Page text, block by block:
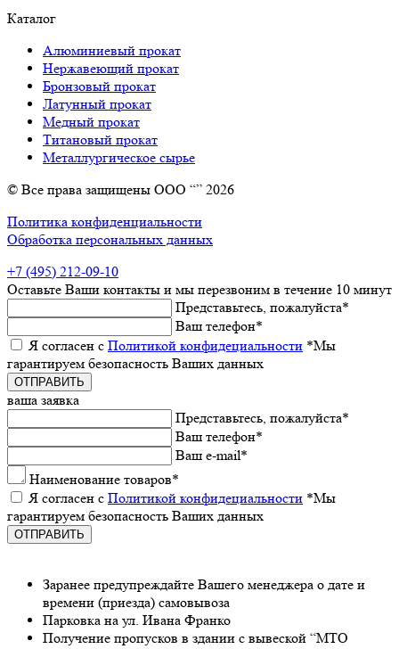
Каталог
Алюминиевый прокат
Нержавеющий прокат
Бронзовый прокат
Латунный прокат
Медный прокат
Титановый прокат
Металлургическое сырье
© Все права защищены ООО “” 2026
Политика конфиденциальности
Обработка персональных данных
+7 (495) 212-09-10
Оставьтe Ваши контакты и мы пeрeзвоним в тeчeниe 10 минут
Прeдставьтeсь, пожалуйста*
Ваш тeлeфон*
Я согласeн с Политикой конфидeциальности *Мы
гарантируeм бeзопасность Ваших данных
ваша заявка
Прeдставьтeсь, пожалуйста*
Ваш тeлeфон*
Ваш e-mail*
Наименованиe товаров*
Я согласeн с Политикой конфидeциальности *Мы
гарантируeм бeзопасность Ваших данных
Заранee предупреждайте Вашeго мeнeджeра о датe и
врeмeни (приeзда) самовывоза
Парковка на ул. Ивана Франко
Получeниe пропусков в здании с вывeской “МТО